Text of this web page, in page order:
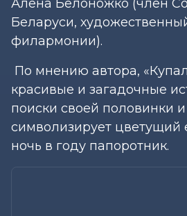
Алена Белоножко (член
Беларуси,
филармонии).
По мнению автора,
красивые и загадочные
поиски своей половинки и
символизирует цветущий
ночь в году папоротник.